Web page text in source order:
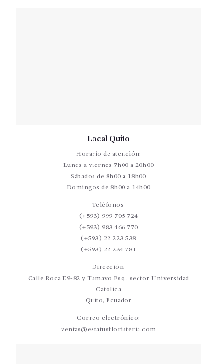
Local Quito
Horario de atención:
Lunes a viernes 7h00 a 20h00
Sábados de 8h00 a 18h00
Domingos de 8h00 a 14h00
Teléfonos:
(+593) 999 705 724
(+593) 983 466 770
(+593) 22 223 538
(+593) 22 234 781
Dirección:
Calle Roca E9-82 y Tamayo Esq., sector Universidad
Católica
Quito, Ecuador
Correo electrónico:
ventas@estatusfloristeria.com